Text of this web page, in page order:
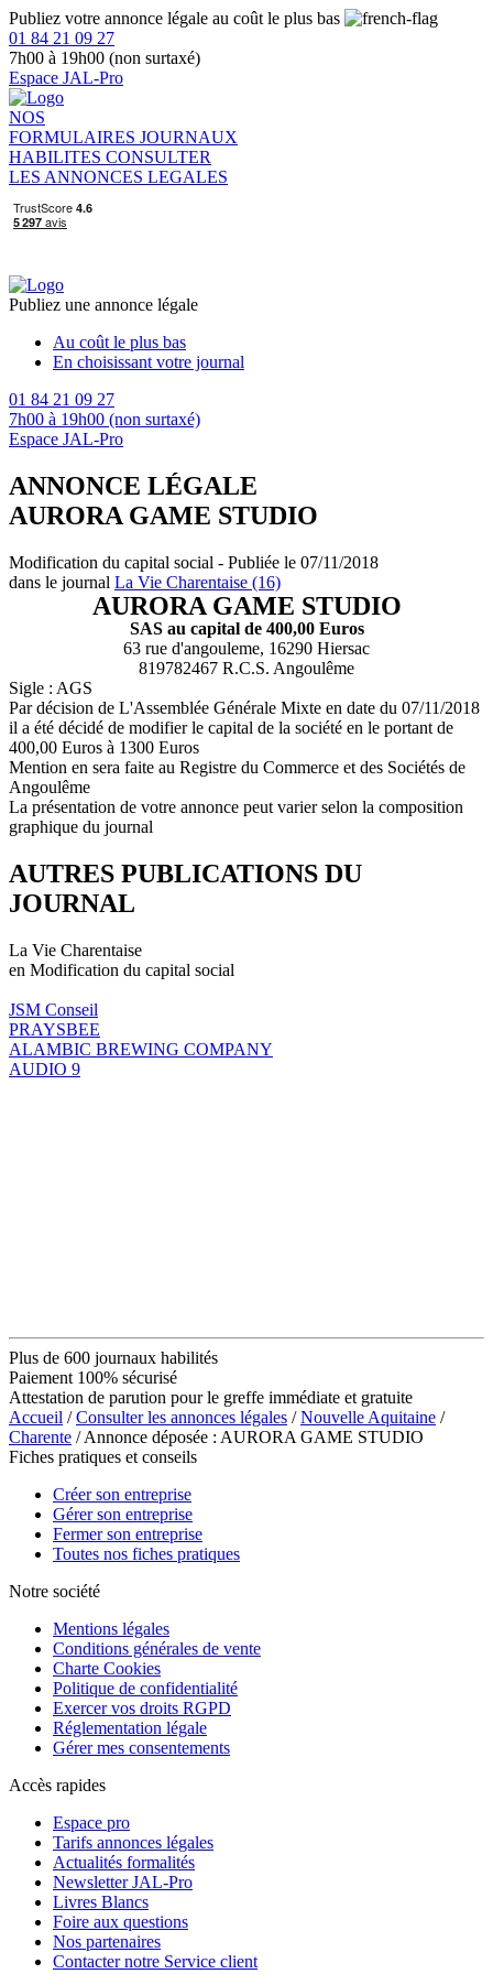
Publiez votre annonce légale au coût le plus bas
01 84 21 09 27
7h00 à 19h00 (non surtaxé)
Espace JAL-Pro
NOS
FORMULAIRES JOURNAUX
HABILITES CONSULTER
LES ANNONCES LEGALES
Publiez une annonce légale
Au coût le plus bas
En choisissant votre journal
01 84 21 09 27
7h00 à 19h00 (non surtaxé)
Espace JAL-Pro
ANNONCE LÉGALE
AURORA GAME STUDIO
Modification du capital social - Publiée le 07/11/2018
dans le journal La Vie Charentaise (16)
AURORA GAME STUDIO
SAS au capital de 400,00 Euros
63 rue d'angouleme, 16290 Hiersac
819782467 R.C.S. Angoulême
Sigle : AGS
Par décision de L'Assemblée Générale Mixte en date du 07/11/2018
il a été décidé de modifier le capital de la société en le portant de
400,00 Euros à 1300 Euros
Mention en sera faite au Registre du Commerce et des Sociétés de
Angoulême
La présentation de votre annonce peut varier selon la composition
graphique du journal
AUTRES PUBLICATIONS DU
JOURNAL
La Vie Charentaise
en Modification du capital social
JSM Conseil
PRAYSBEE
ALAMBIC BREWING COMPANY
AUDIO 9
Plus de 600 journaux habilités
Paiement 100% sécurisé
Attestation de parution pour le greffe immédiate et gratuite
Accueil /Consulter les annonces légales /Nouvelle Aquitaine /
Charente / Annonce déposée : AURORA GAME STUDIO
Fiches pratiques et conseils
Créer son entreprise
Gérer son entreprise
Fermer son entreprise
Toutes nos fiches pratiques
Notre société
Mentions légales
Conditions générales de vente
Charte Cookies
Politique de confidentialité
Exercer vos droits RGPD
Réglementation légale
Gérer mes consentements
Accès rapides
Espace pro
Tarifs annonces légales
Actualités formalités
Newsletter JAL-Pro
Livres Blancs
Foire aux questions
Nos partenaires
Contacter notre Service client